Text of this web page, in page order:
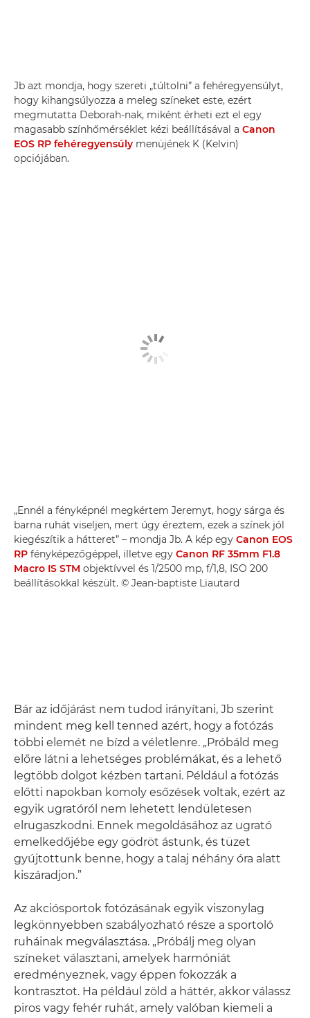
Jb azt mondja, hogy szereti „túltolni” a fehéregyensúlyt,
hogy kihangsúlyozza a meleg színeket este, ezért
megmutatta Deborah-nak, miként érheti ezt el egy
magasabb színhőmérséklet kézi beállításával a Canon
EOS RP fehéregyensúly menüjének K (Kelvin)
opciójában.
„Ennél a fényképnél megkértem Jeremyt, hogy sárga és
barna ruhát viseljen, mert úgy éreztem, ezek a színek jól
kiegészítik a hátteret” – mondja Jb. A kép egy Canon EOS
RP fényképezőgéppel, illetve egy Canon RF 35mm F1.8
Macro IS STM objektívvel és 1/2500 mp, f/1,8, ISO 200
beállításokkal készült. © Jean-baptiste Liautard
Bár az időjárást nem tudod irányítani, Jb szerint
mindent meg kell tenned azért, hogy a fotózás
többi elemét ne bízd a véletlenre. „Próbáld meg
előre látni a lehetséges problémákat, és a lehető
legtöbb dolgot kézben tartani. Például a fotózás
előtti napokban komoly esőzések voltak, ezért az
egyik ugratóról nem lehetett lendületesen
elrugaszkodni. Ennek megoldásához az ugrató
emelkedőjébe egy gödröt ástunk, és tüzet
gyújtottunk benne, hogy a talaj néhány óra alatt
kiszáradjon.”
Az akciósportok fotózásának egyik viszonylag
legkönnyebben szabályozható része a sportoló
ruháinak megválasztása. „Próbálj meg olyan
színeket választani, amelyek harmóniát
eredményeznek, vagy éppen fokozzák a
kontrasztot. Ha például zöld a háttér, akkor válassz
piros vagy fehér ruhát, amely valóban kiemeli a